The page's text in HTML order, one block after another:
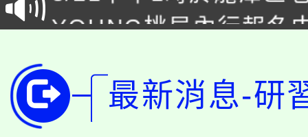
徵才活動。
YOUNG桃局內行報名
開!
115年桃園市運動會8/
田徑場及游泳池舉行。
桃園市低收入戶享有免
最新消息-研